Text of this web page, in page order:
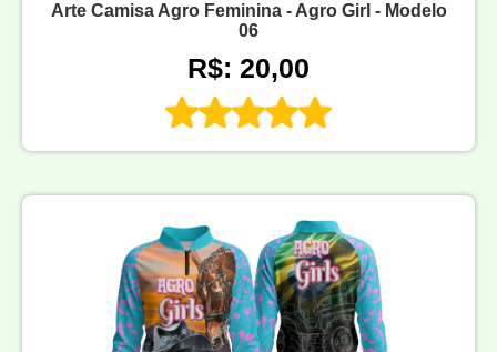
Arte Camisa Agro Feminina - Agro Girl - Modelo
06
R$: 20,00